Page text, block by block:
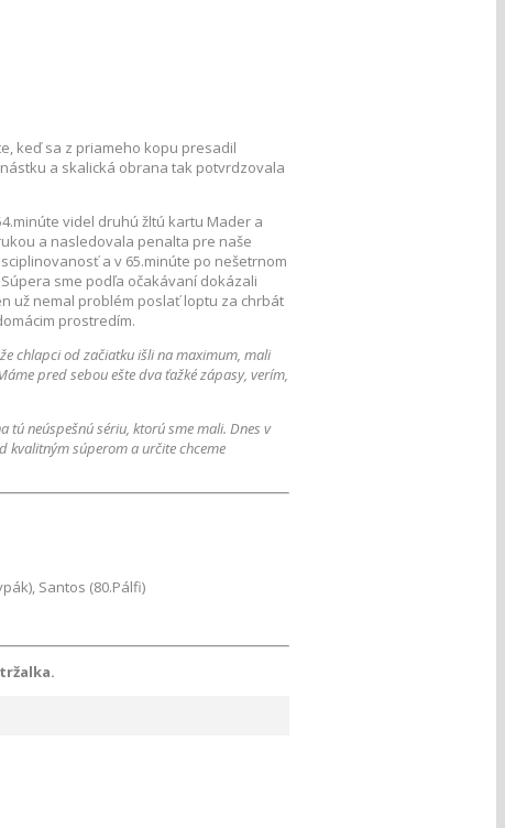
keď sa z priameho kopu presadil
a skalická obrana tak potvrdzovala
videl druhú žltú kartu Mader a
a nasledovala penalta pre naše
a v 65.minúte po nešetrnom
sme podľa očakávaní dokázali
už nemal problém poslať loptu za chrbát
prostredím.
chlapci od začiatku išli na maximum, mali
pred sebou ešte dva ťažké zápasy, verím,
tú neúspešnú sériu, ktorú sme mali. Dnes v
kvalitným súperom a určite chceme
Santos (80.Pálfi)